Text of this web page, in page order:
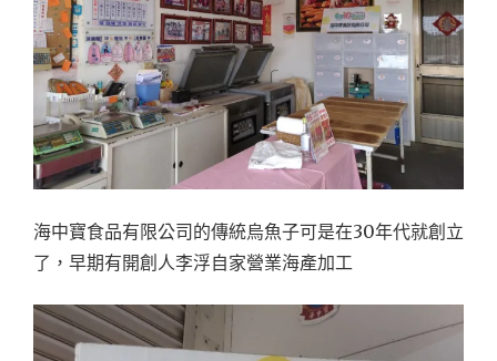
海中寶食品有限公司的傳統烏魚子可是在30年代就創立
了，早期有開創人李浮自家營業海產加工